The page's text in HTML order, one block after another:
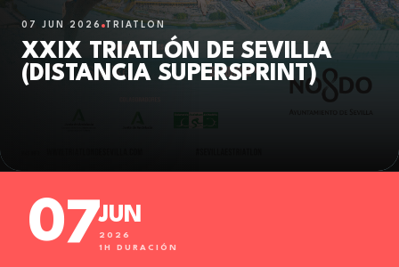
07 JUN 2026 TRIATLÓN
XXIX TRIATLÓN DE SEVILLA
(DISTANCIA SUPERSPRINT)
07JUN
2026
1H DURACIÓN